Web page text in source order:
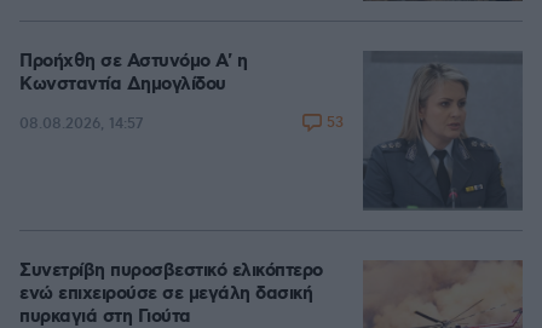
Προήχθη σε Αστυνόμο Α' η
Κωνσταντία Δημογλίδου
08.08.2026, 14:57 53
Συνετρίβη πυροσβεστικό ελικόπτερο
ενώ επιχειρούσε σε μεγάλη δασική
πυρκαγιά στη Γιούτα